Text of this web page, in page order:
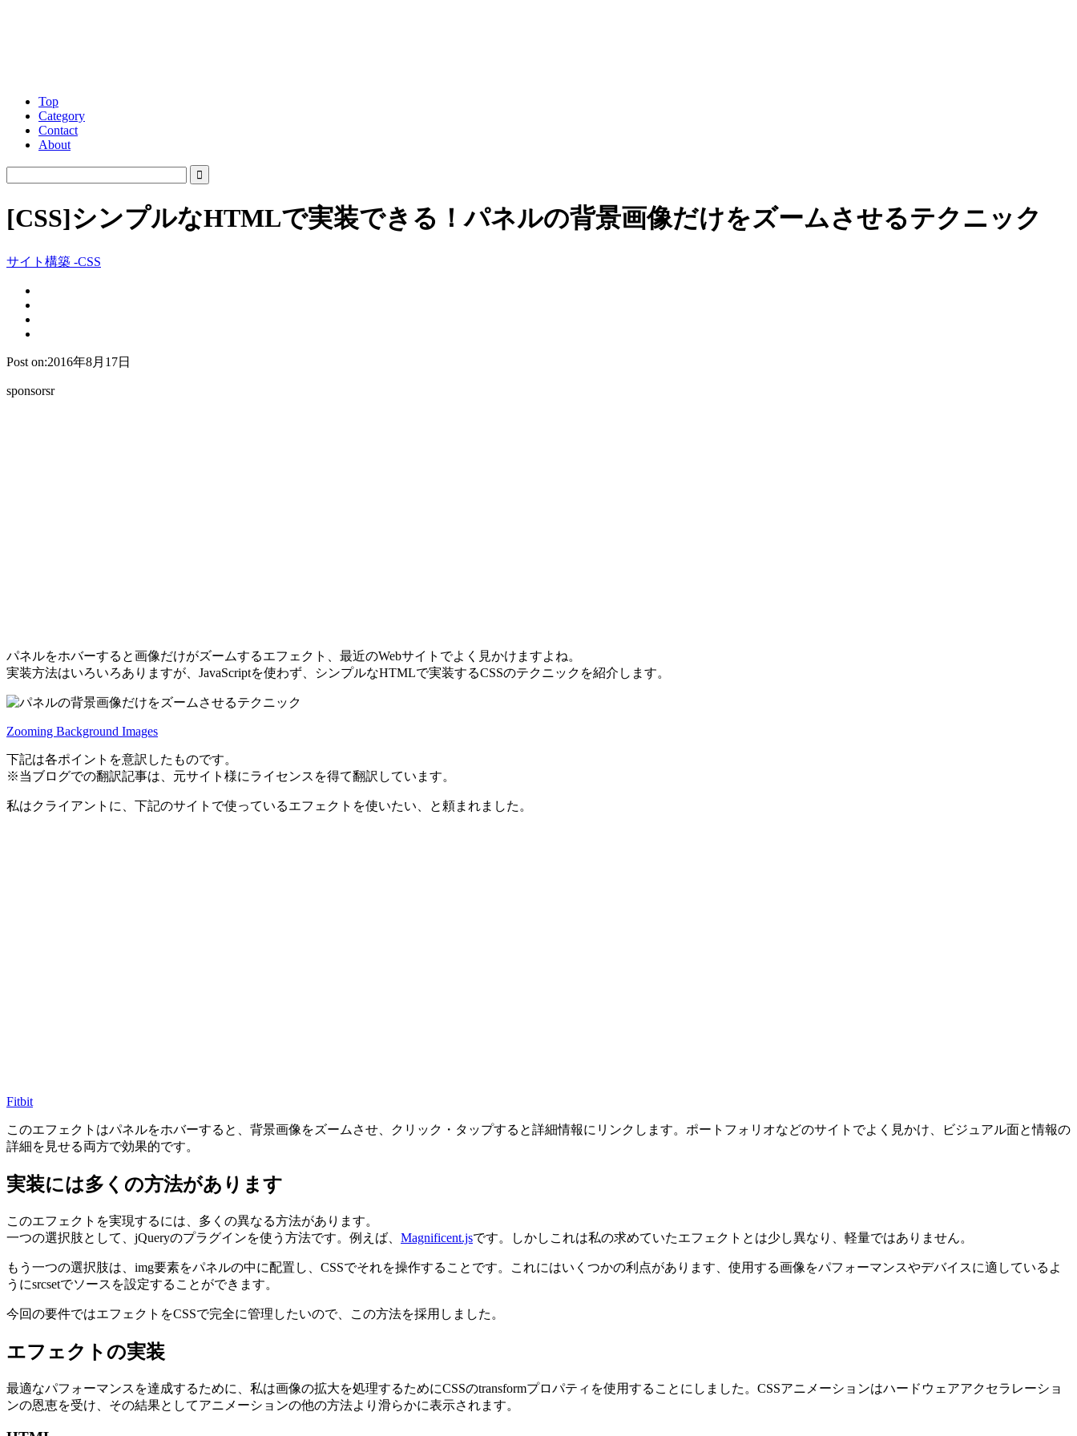
Top
Category
Contact
About
[CSS]シンプルなHTMLで実装できる！パネルの背景画像だけをズームさせるテクニック
サイト構築 -CSS
Post on:2016年8月17日
sponsorsr
パネルをホバーすると画像だけがズームするエフェクト、最近のWebサイトでよく見かけますよね。
実装方法はいろいろありますが、JavaScriptを使わず、シンプルなHTMLで実装するCSSのテクニックを紹介します。
Zooming Background Images
下記は各ポイントを意訳したものです。
※当ブログでの翻訳記事は、元サイト様にライセンスを得て翻訳しています。
私はクライアントに、下記のサイトで使っているエフェクトを使いたい、と頼まれました。
Fitbit
このエフェクトはパネルをホバーすると、背景画像をズームさせ、クリック・タップすると詳細情報にリンクします。ポートフォリオなどのサイトでよく見かけ、ビジュアル面と情報の
詳細を見せる両方で効果的です。
実装には多くの方法があります
このエフェクトを実現するには、多くの異なる方法があります。
一つの選択肢として、jQueryのプラグインを使う方法です。例えば、 Magnificent.jsです。しかしこれは私の求めていたエフェクトとは少し異なり、軽量ではありません。
もう一つの選択肢は、img要素をパネルの中に配置し、CSSでそれを操作することです。これにはいくつかの利点があります、使用する画像をパフォーマンスやデバイスに適しているよ
うにsrcsetでソースを設定することができます。
今回の要件ではエフェクトをCSSで完全に管理したいので、この方法を採用しました。
エフェクトの実装
最適なパフォーマンスを達成するために、私は画像の拡大を処理するためにCSSのtransformプロパティを使用することにしました。CSSアニメーションはハードウェアアクセラレーショ
ンの恩恵を受け、その結果としてアニメーションの他の方法より滑らかに表示されます。